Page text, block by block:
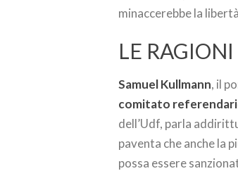
minaccerebbe la
LE
Samuel Kullmann, il
comitato
dell’Udf, parla
paventa che anche la
possa essere